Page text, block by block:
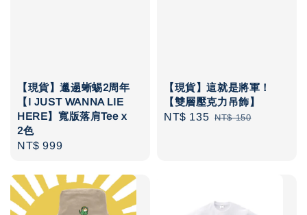
【現貨】邋遢蜥蜴2周年
【I JUST WANNA LIE
HERE】寬版落肩Tee x
2色
Regular
NT$ 999
【現貨】這就是將軍！
【雙層壓克力吊飾】
Sale
NT$ 135 Regular
NT$ 150